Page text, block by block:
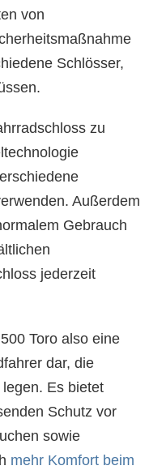
von
Schlösser,
zu
Außerdem
Gebrauch
jederzeit
Toro also eine
dar, die
Es bietet
Schutz vor
sowie
mehr Komfort beim